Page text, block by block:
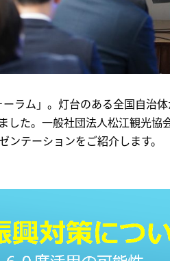
ラム」。灯台のある全国自治
した。一般社団法人松江観光協
テーションをご紹介します。